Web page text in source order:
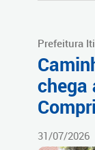
Prefeitura
chega
31/07/2026